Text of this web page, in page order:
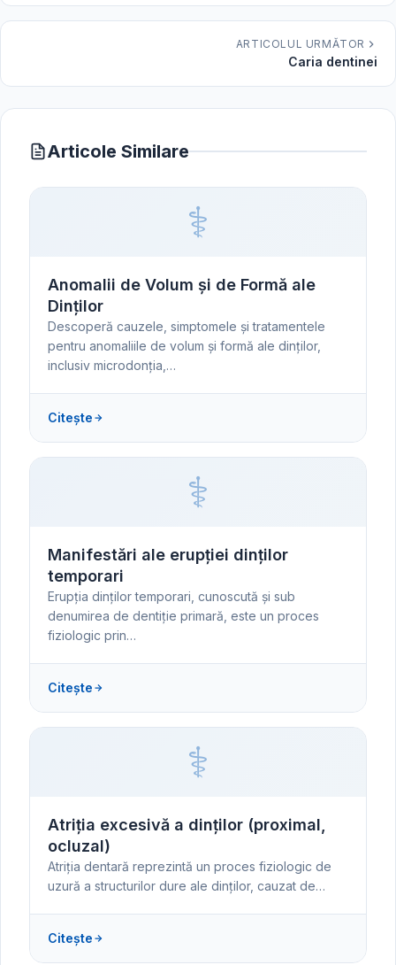
ARTICOLUL URMĂTOR
Caria dentinei
Articole Similare
⚕️
Anomalii de Volum și de Formă ale
Dinților
Descoperă cauzele, simptomele și tratamentele
pentru anomaliile de volum și formă ale dinților,
inclusiv microdonția,…
Citește
⚕️
Manifestări ale erupției dinților
temporari
Erupția dinților temporari, cunoscută și sub
denumirea de dentiție primară, este un proces
fiziologic prin…
Citește
⚕️
Atriția excesivă a dinților (proximal,
ocluzal)
Atriția dentară reprezintă un proces fiziologic de
uzură a structurilor dure ale dinților, cauzat de…
Citește